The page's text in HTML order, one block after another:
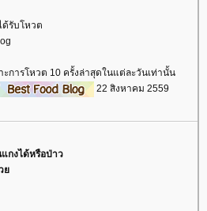
ด้รับโหวต
การโหวต 10 ครั้งล่าสุดในแต่ละวันเท่านั้น
22 สิงหาคม 2559
กงได้หรือป่าว
ว